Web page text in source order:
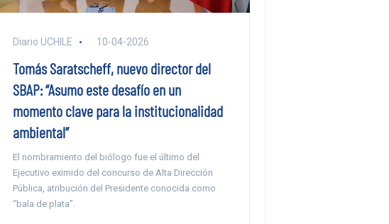
Diario UCHILE 10-04-2026
Tomás Saratscheff, nuevo director del
SBAP: “Asumo este desafío en un
momento clave para la institucionalidad
ambiental”
El nombramiento del biólogo fue el último del
Ejecutivo eximido del concurso de Alta Dirección
Pública, atribución del Presidente conocida como
“bala de plata”.